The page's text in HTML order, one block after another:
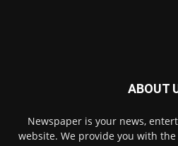
ABOUT
Newspaper is your news,
website. We provide you with